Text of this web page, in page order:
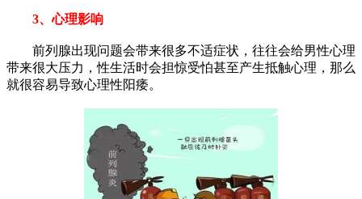
3、心理影响
前列腺出现问题会带来很多不适症状，往往会给男性心理
带来很大压力，性生活时会担惊受怕甚至产生抵触心理，那么
就很容易导致心理性阳痿。